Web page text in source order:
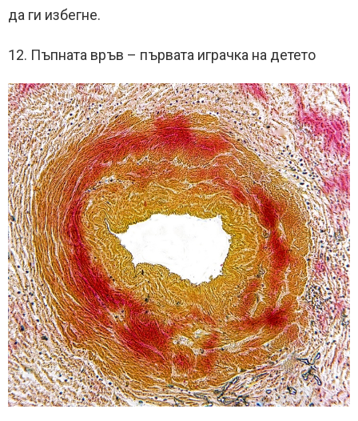
да ги избегне.
12. Пъпната връв – първата играчка на детето